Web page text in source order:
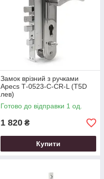
Замок врізний з ручками
Apecs Т-0523-C-CR-L (T5D
лев)
Готово до відправки 1 од.
1 820 ₴
Купити